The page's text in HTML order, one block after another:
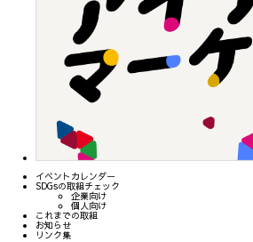
イベントカレンダー
SDGsの取組チェック
企業向け
個人向け
これまでの取組
お知らせ
リンク集